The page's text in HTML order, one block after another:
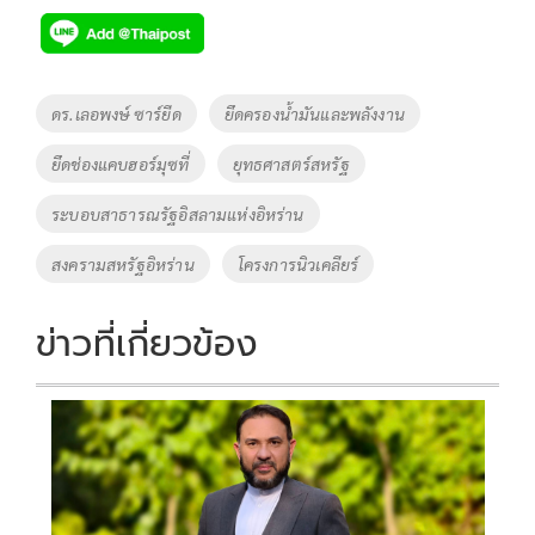
e
b
o
o
k
tt
er
p
y
Li
n
k
Tags
ดร.เลอพงษ์ ซาร์ยีด ยึดครองน้ำมันและพลังงาน
ยึดช่องแคบฮอร์มุซที่ ยุทธศาสตร์สหรัฐ
ระบอบสาธารณรัฐอิสลามแห่งอิหร่าน
สงครามสหรัฐอิหร่าน โครงการนิวเคลียร์
ข่าวที่เกี่ยวข้อง